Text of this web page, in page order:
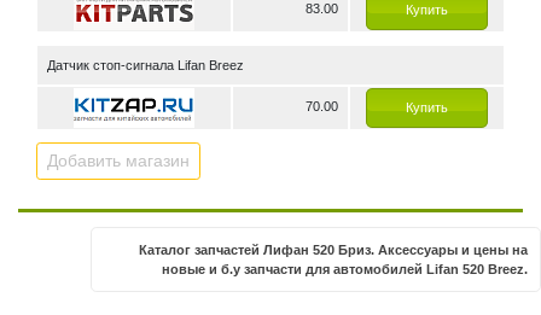
83.00 Купить
Датчик стоп-сигнала Lifan Breez
70.00 Купить
Добавить магазин
Каталог запчастей Лифан 520 Бриз. Аксессуары и цены на
новые и б.у запчасти для автомобилей Lifan 520 Breez.